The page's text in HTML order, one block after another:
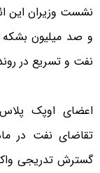
و صد میلیون بشکه
نفت و تسریع در
اعضای اوپک
تقاضای نفت در
گسترش تدریجی